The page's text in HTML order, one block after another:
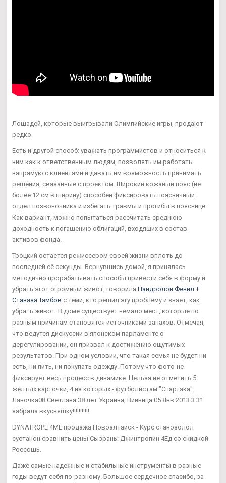
Лошадей, которые выигрывали Олимпийские игры, продают
редко.
Есть и другой способ: уважать программистов и относиться к
ним как к ответственным людям, позволять им работать
напрямую с клиентами и давать им возможность принимать
решения, связанные с проектом. Широкий кожаный пояс (не
более 12 см в ширину) способен фиксировать поясничный
отдел позвоночника и избегать травмы и прогибы в пояснице.
Как вариант, можно попытаться рассчитать среднюю
доходность к погашению облигаций, входящих в состав
активов фонда.
Троцкий остается режиссером своей жизни вплоть до
последней её секунды. Вернувшись домой, я принялась
методично прорабатывать способы привести себя в форму и
убрать этот огромный живот, говорила Нандролон Фенил +
Станаза Тамбов с теми, кто решил эту проблему и знает, как
убрать живот. В доме существует немало мест, которые по
разным причинам становятся источниками запахов. Отмечая,
что ведутся дискуссии в японском парламенте о
дерегулировании, он призвал к достижению ощутимых
результатов. При одном условии, что такая семья не будет ни
есть, ни пить, ни покупать одежду. Потому что фото-не
фиксирует весь процесс в динамике. Нельзя не отметить 5
желтых карточки, 4 из которых - футболистам "Спартака".
Ляночка08 Светлана 38 лет Украина, Винница 05 Янв 2013 3:31
забрала вкусняшку!!!!!!!!!!!
DYNATROPE 4ME продажа Новоалтайск - Курс станозолол
сустанон сравнить цены Сызрань: Джинтропин 4Ед со скидкой
Россошь.
Даже самые надежные и стабильные инструменты в разные
годы ведут себя по-разному. Большое сердечное спасибо, за